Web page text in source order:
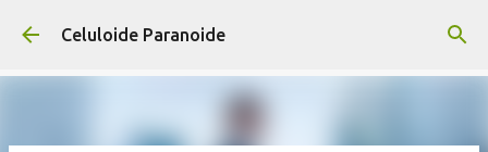
Ir al contenido principal
Celuloide Paranoide